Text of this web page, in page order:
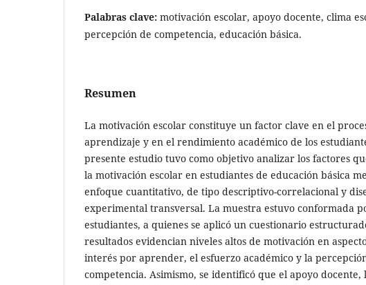
Palabras clave: motivación escolar, apoyo docente, clima
percepción de competencia, educación básica.
Resumen
La motivación escolar constituye un factor clave en el
aprendizaje y en el rendimiento académico de los
presente estudio tuvo como objetivo analizar los factores
la motivación escolar en estudiantes de educación básica
enfoque cuantitativo, de tipo descriptivo-correlacional y
experimental transversal. La muestra estuvo conformada
estudiantes, a quienes se aplicó un cuestionario
resultados evidencian niveles altos de motivación en
interés por aprender, el esfuerzo académico y la
competencia. Asimismo, se identificó que el apoyo